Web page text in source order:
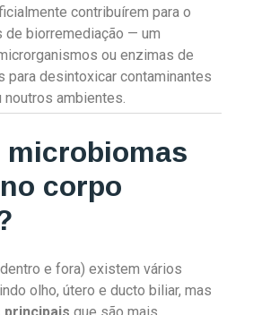
contribuírem para o
de biorremediação — um
ou enzimas de
para desintoxicar contaminantes
noutros ambientes.
microbiomas
corpo
e fora) existem vários
olho, útero e ducto biliar, mas